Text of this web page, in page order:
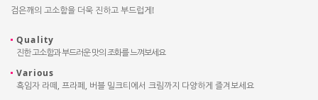
검은깨의 고소함을 더욱 진하고 부드럽게!
Quality
진한 고소함과 부드러운 맛의 조화를 느껴보세요
Various
흑임자 라떼, 프라페, 버블 밀크티에서 크림까지 다양하게 즐겨보세요